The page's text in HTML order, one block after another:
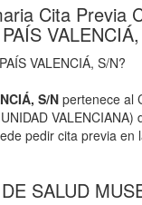
Cita Previa
VALENCIÁ, S/N?
S/Npertenece al
pedir cita previa en
SALUD